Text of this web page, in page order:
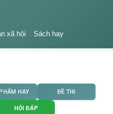
xã hội Sách hay
HAY ĐỀ THI
HỎI ĐÁP